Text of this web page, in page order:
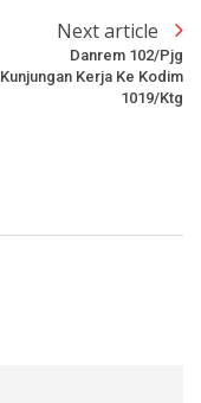
Next article
Danrem 102/Pjg
Kunjungan Kerja Ke Kodim
1019/Ktg